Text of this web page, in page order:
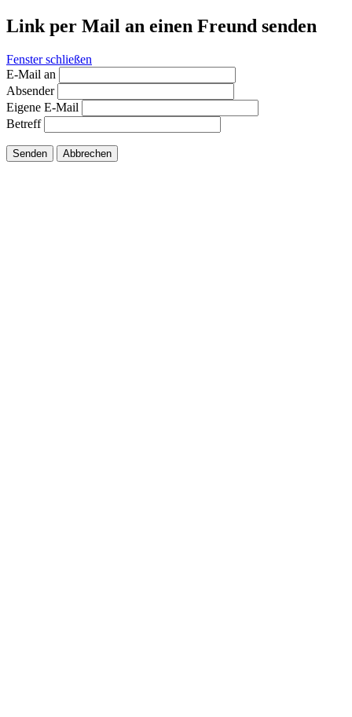
Link per Mail an einen Freund senden
Fenster schließen
E-Mail an
Absender
Eigene E-Mail
Betreff
Senden Abbrechen